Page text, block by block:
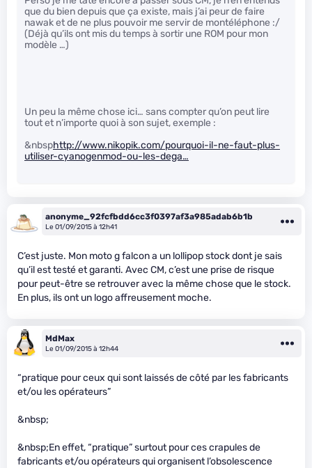
que du bien depuis que ça existe, mais j’ai peur de faire
nawak et de ne plus pouvoir me servir de montéléphone :/
(Déjà qu’ils ont mis du temps à sortir une ROM pour mon
modèle …)
Un peu la même chose ici… sans compter qu’on peut lire
tout et n’importe quoi à son sujet, exemple :
&nbsphttp://www.nikopik.com/pourquoi-il-ne-faut-plus-
utiliser-cyanogenmod-ou-les-dega…
anonyme_92fcfbdd6cc3f0397af3a985adab6b1b
Le 01/09/2015 à 12h41
C’est juste. Mon moto g falcon a un lollipop stock dont je sais
qu’il est testé et garanti. Avec CM, c’est une prise de risque
pour peut-être se retrouver avec la même chose que le stock.
En plus, ils ont un logo affreusement moche.
MdMax
Le 01/09/2015 à 12h44
“pratique pour ceux qui sont laissés de côté par les fabricants
et/ou les opérateurs”
&nbsp;
&nbsp;En effet, “pratique” surtout pour ces crapules de
fabricants et/ou opérateurs qui organisent l’obsolescence